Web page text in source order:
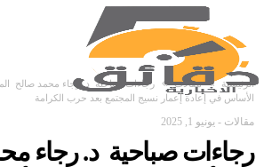
‫الرئيسية‬ مقالات
رجاءات صباحية د. رجاء محمد صالح
الأساس في إعادة إعمار نسيج المجتمع بعد حرب الكرامة
مقالات - يونيو 1, 2025
رجاءات صباحية د. رجاء